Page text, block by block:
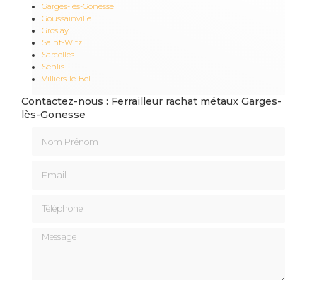
Garges-lès-Gonesse
Goussainville
Groslay
Saint-Witz
Sarcelles
Senlis
Villiers-le-Bel
Contactez-nous : Ferrailleur rachat métaux Garges-
lès-Gonesse
Message